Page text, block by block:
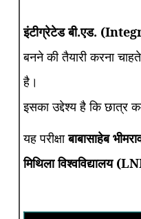
इंटीग्रेटेड बी.एड.
बनने की तैयारी करना
है।
इसका उद्देश्य है कि छात्र
यह परीक्षाबाबासाहेब
मिथिला विश्वविद्यालय